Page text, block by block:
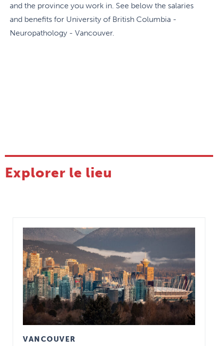
and the province you work in. See below the salaries
and benefits for University of British Columbia -
Neuropathology - Vancouver.
Explorer le lieu
VANCOUVER